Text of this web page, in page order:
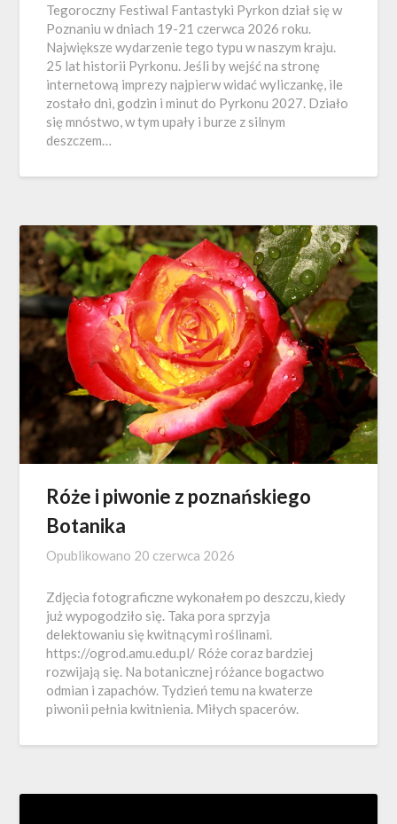
Tegoroczny Festiwal Fantastyki Pyrkon dział się w
Poznaniu w dniach 19-21 czerwca 2026 roku.
Największe wydarzenie tego typu w naszym kraju.
25 lat historii Pyrkonu. Jeśli by wejść na stronę
internetową imprezy najpierw widać wyliczankę, ile
zostało dni, godzin i minut do Pyrkonu 2027. Działo
się mnóstwo, w tym upały i burze z silnym
deszczem…
Róże i piwonie z poznańskiego
Botanika
Opublikowano 20 czerwca 2026
Zdjęcia fotograficzne wykonałem po deszczu, kiedy
już wypogodziło się. Taka pora sprzyja
delektowaniu się kwitnącymi roślinami.
https://ogrod.amu.edu.pl/ Róże coraz bardziej
rozwijają się. Na botanicznej różance bogactwo
odmian i zapachów. Tydzień temu na kwaterze
piwonii pełnia kwitnienia. Miłych spacerów.